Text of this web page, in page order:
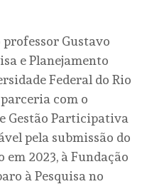
professor Gustavo
e Planejamento
Federal do Rio
com o
Gestão Participativa
pela submissão do
2023, à Fundação
à Pesquisa no